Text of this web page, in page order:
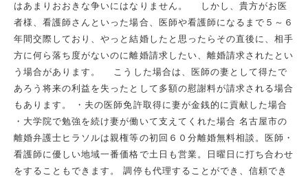
はあまりおおきな争いにはなりません。 しかし、貴方がお医
者様、看護師さんといった場合、医師や看護師になるまで５～６
年間交際しており、やっと結婚したと思ったらその直後に、相手
方に何ら落ち度がないのに離婚請求したい、離婚請求されたとい
う場合があります。 こうした場合は、医師の妻として得たで
あろう将来の利益を失ったとして多額の慰謝料が請求される場合
もあります。 ・夫の医師免許取得に妻が金銭的に貢献した場合
・大学院で勉強を続け妻が働いて支えてくれた場合 名古屋市の
離婚弁護士ヒラソルは親権等の初回６０分離婚無料相談。医師・
看護師に優しい地域一番価格で土日も営業。日曜日に打ち合わせ
をすることもできます。 調停も代理することができ、信頼でき